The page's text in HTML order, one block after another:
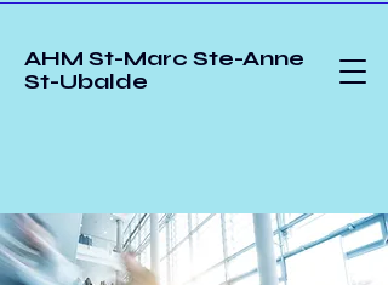
AHM St-Marc Ste-Anne
St-Ubalde